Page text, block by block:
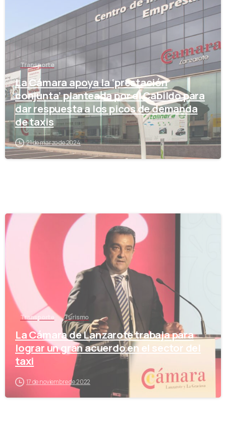
Transporte
La Cámara apoya la ‘prestación
conjunta’ planteada por el Cabildo para
dar respuesta a los picos de demanda
de taxis
21 de marzo de 2024
Transporte Turismo
La Cámara de Lanzarote trabaja para
lograr un gran acuerdo en el sector del
taxi
17 de noviembre de 2022